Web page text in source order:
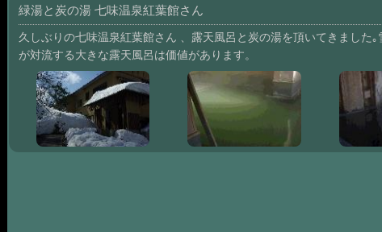
緑湯と炭の湯 七味温泉紅葉館さん
久しぶりの七味温泉紅葉館さん 、露天風呂と炭の湯を頂いてきました
が対流する大きな露天風呂は価値があります。